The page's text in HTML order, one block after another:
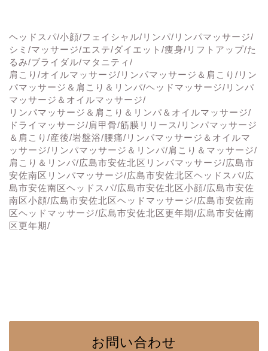
ヘッドスパ/小顔/フェイシャル/リンパ/リンパマッサージ/
シミ/マッサージ/エステ/ダイエット/痩身/リフトアップ/た
るみ/ブライダル/マタニティ/
肩こり/オイルマッサージ/リンパマッサージ＆肩こり/リン
パマッサージ＆肩こり＆リンパ/ヘッドマッサージ/リンパ
マッサージ＆オイルマッサージ/
リンパマッサージ＆肩こり＆リンパ＆オイルマッサージ/
ドライマッサージ/肩甲骨/筋膜リリース/リンパマッサージ
＆肩こり/産後/岩盤浴/腰痛/リンパマッサージ＆オイルマ
ッサージ/リンパマッサージ＆リンパ/肩こり＆マッサージ/
肩こり＆リンパ/広島市安佐北区リンパマッサージ/広島市
安佐南区リンパマッサージ/広島市安佐北区ヘッドスパ/広
島市安佐南区ヘッドスパ/広島市安佐北区小顔/広島市安佐
南区小顔/広島市安佐北区ヘッドマッサージ/広島市安佐南
区ヘッドマッサージ/広島市安佐北区更年期/広島市安佐南
区更年期/
お問い合わせ